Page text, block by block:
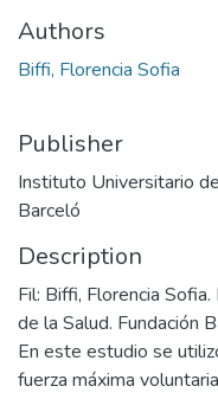
Authors
Biffi, Florencia Sofia
Publisher
Instituto Universitario
Barceló
Description
Fil: Biffi, Florencia
de la Salud. Fundación
En este estudio se
fuerza máxima